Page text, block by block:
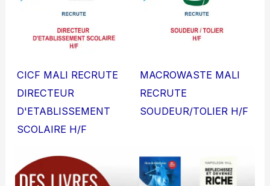
CICF MALI RECRUTE
DIRECTEUR
D'ETABLISSEMENT
SCOLAIRE H/F
MACROWASTE MALI
RECRUTE
SOUDEUR/TOLIER H/F